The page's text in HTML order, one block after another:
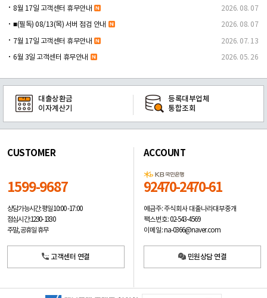
8월 17일 고객센터 휴무안내 2026. 08. 07
■(필독) 08/13(목) 서버 점검 안내 2026. 08. 07
7월 17일 고객센터 휴무안내 2026. 07. 13
6월 3일 고객센터 휴무안내 2026. 05. 26
대출상환금
이자계산기
등록대부업체
통합조회
CUSTOMER
1599-9687
상담가능시간: 평일10:00 -17:00
점심시간: 12:30 - 13:30
주말, 공휴일 휴무
고객센터 연결
ACCOUNT
92470-2470-61
예금주: 주식회사 대출나라대부중개
팩스번호: 02-543-4569
이메일: na-0366@naver.com
민원상담 연결